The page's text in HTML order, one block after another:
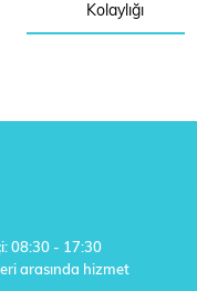
Kolaylığı
08:30 - 17:30
arasında hizmet